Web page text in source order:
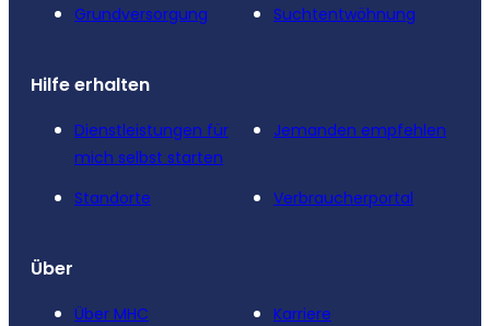
Grundversorgung
Suchtentwöhnung
Hilfe erhalten
Dienstleistungen für
mich selbst starten
Jemanden empfehlen
Standorte Verbraucherportal
Über
Über MHC
Karriere